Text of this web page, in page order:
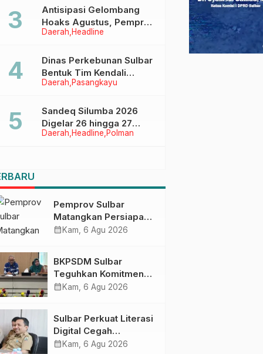
Ahmad Kirang
Daerah Headline
Antisipasi Gelombang
Hoaks Agustus, Pemprov
Sulbar Ajak Warga Jaga
Daerah Pasangkayu
Dinas Perkebunan Sulbar
Bentuk Tim Kendali
Internal ICS untuk Dukung
di Pasangkayu
Daerah Headline Polman
Sandeq Silumba 2026
Digelar 26 hingga 27
September, Rangkaian
Pemprov Sulbar
Matangkan Persiapan
HUT Ke-81 RI, Puncak
calendar_month Kam, 6 Agu 2026
BKPSDM Sulbar
Teguhkan Komitmen
Pengembangan
Penandatanganan
Perjanjian Tugas
Belajar 2026
calendar_month Kam, 6 Agu 2026
Sulbar Perkuat Literasi
Digital Cegah
Kejahatan Love
calendar_month Kam, 6 Agu 2026